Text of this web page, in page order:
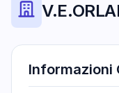
Informazioni